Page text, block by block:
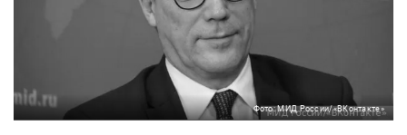
Фото: МИД России/«ВКонтакте»